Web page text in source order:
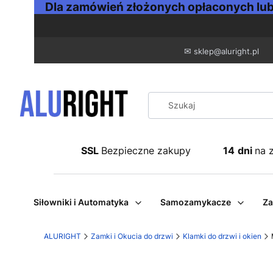
Dla zamówień złożonych opłaconych
✉ sklep@aluright.pl
SSL Bezpieczne zakupy 14 dni na
Siłowniki i Automatyka Samozamykacze
ALURIGHT Zamki i Okucia do drzwi Klamki do drzwi i okien